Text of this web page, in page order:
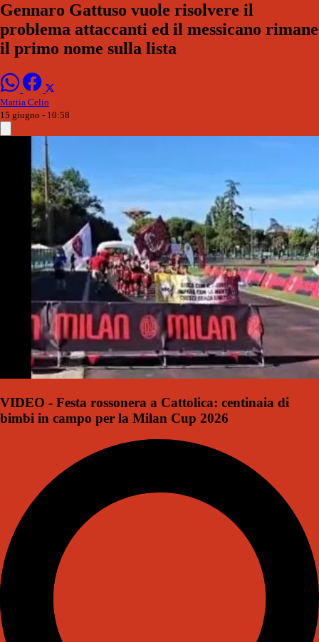
Gennaro Gattuso vuole risolvere il
problema attaccanti ed il messicano rimane
il primo nome sulla lista
Mattia Celio
15 giugno - 10:58
VIDEO - Festa rossonera a Cattolica: centinaia di
bimbi in campo per la Milan Cup 2026